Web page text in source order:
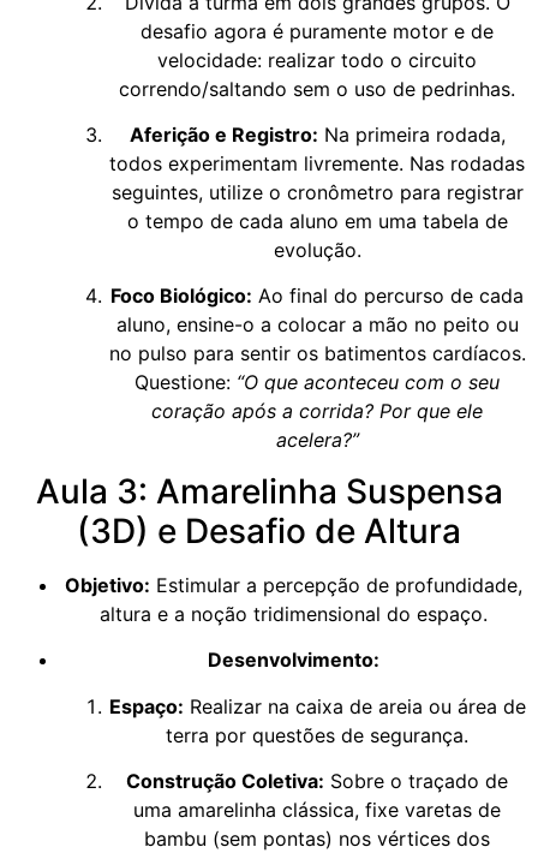
desafio agora é puramente motor e de
velocidade: realizar todo o circuito
correndo/saltando sem o uso de pedrinhas.
Aferição e Registro: Na primeira rodada,
todos experimentam livremente. Nas rodadas
seguintes, utilize o cronômetro para registrar
o tempo de cada aluno em uma tabela de
evolução.
Foco Biológico: Ao final do percurso de cada
aluno, ensine-o a colocar a mão no peito ou
no pulso para sentir os batimentos cardíacos.
Questione: “O que aconteceu com o seu
coração após a corrida? Por que ele
acelera?”
Aula 3: Amarelinha Suspensa
(3D) e Desafio de Altura
Objetivo: Estimular a percepção de profundidade,
altura e a noção tridimensional do espaço.
Desenvolvimento:
Espaço: Realizar na caixa de areia ou área de
terra por questões de segurança.
Construção Coletiva: Sobre o traçado de
uma amarelinha clássica, fixe varetas de
bambu (sem pontas) nos vértices dos